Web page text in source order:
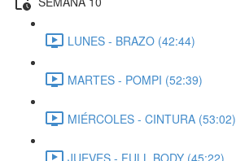
LUNES - BRAZO (42:44)
MARTES - POMPI (52:39)
MIÉRCOLES - CINTURA (53:02)
JUEVES - FULL BODY (45:22)